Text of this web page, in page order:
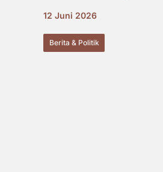
12 Juni 2026
Berita & Politik